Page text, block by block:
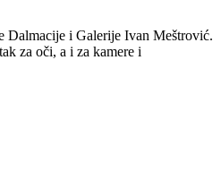
Dalmacije i Galerije Ivan Meštrović.
za oči, a i za kamere i